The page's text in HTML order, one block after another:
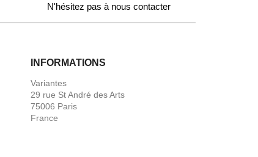
N'hésitez pas à nous contacter
INFORMATIONS
Variantes
29 rue St André des Arts
75006 Paris
France